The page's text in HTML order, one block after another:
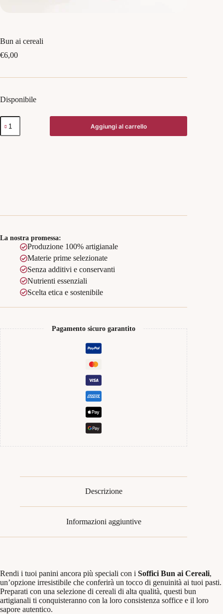
Bun ai cereali
€6,00
Disponibile
Bun
ai
cereali
Aggiungi al carrello
La nostra promessa:
Produzione 100% artigianale
Materie prime selezionate
Senza additivi e conservanti
Nutrienti essenziali
Scelta etica e sostenibile
Pagamento sicuro garantito
Descrizione
Informazioni aggiuntive
Rendi i tuoi panini ancora più speciali con i Soffici Bun ai Cereali,
un’opzione irresistibile che conferirà un tocco di genuinità ai tuoi pasti.
Preparati con una selezione di cereali di alta qualità, questi bun
artigianali ti conquisteranno con la loro consistenza soffice e il loro
sapore autentico.